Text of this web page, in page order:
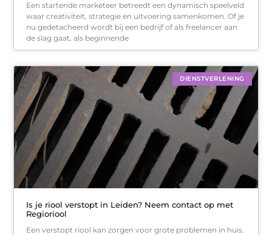
Een startende marketeer betreedt een dynamisch speelveld
waar creativiteit, strategie en uitvoering samenkomen. Of je
nu gedetacheerd wordt bij een bedrijf of als freelancer aan
de slag gaat, als beginnende
DIENSTVERLENING
Is je riool verstopt in Leiden? Neem contact op met
Regioriool
Een verstopt riool kan zorgen voor grote problemen in huis.